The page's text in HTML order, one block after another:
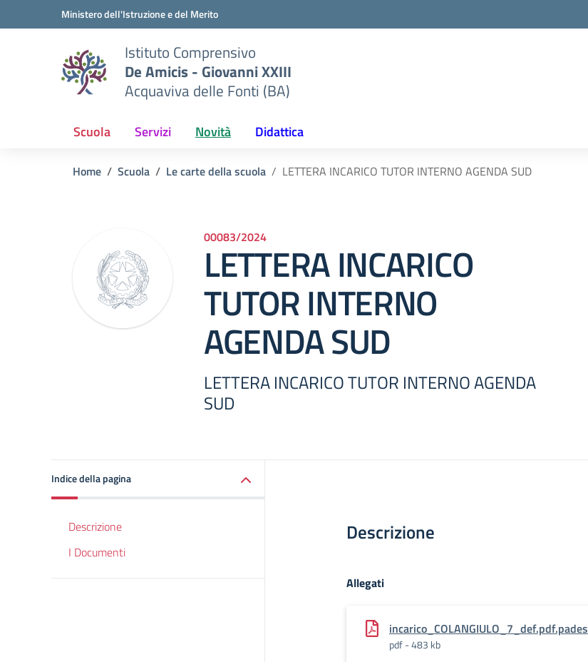
Vai ai contenuti
Vai al menu di navigazioneMinistero dell'Istruzione e del Merito
Istituto Comprensivo
De Amicis - Giovanni XXIII
Acquaviva delle Fonti (BA)
Scuola Servizi Novità Didattica
Home Scuola Le carte della scuola LETTERA INCARICO TUTOR INTERNO AGENDA SUD
00083/2024
LETTERA INCARICO
TUTOR INTERNO
AGENDA SUD
LETTERA INCARICO TUTOR INTERNO AGENDA
SUD
Indice della pagina
Descrizione
I Documenti
Descrizione
Allegati
incarico_COLANGIULO_7_def.pdf.pades
pdf - 483 kb